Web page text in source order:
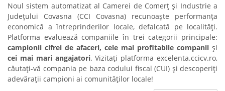
Noul sistem automatizat al Camerei de Comerț și Industrie a
Județului Covasna (CCI Covasna) recunoaște performanța
economică a întreprinderilor locale, defalcată pe localități.
Platforma evaluează companiile în trei categorii principale:
campionii cifrei de afaceri, cele mai profitabile companii și
cei mai mari angajatori. Vizitați platforma excelenta.ccicv.ro,
căutați-vă compania pe baza codului fiscal (CUI) și descoperiți
adevărații campioni ai comunităților locale!